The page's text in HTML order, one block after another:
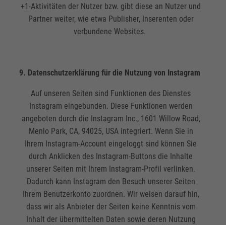
+1-Aktivitäten der Nutzer bzw. gibt diese an Nutzer und
Partner weiter, wie etwa Publisher, Inserenten oder
verbundene Websites.
9. Datenschutzerklärung für die Nutzung von Instagram
Auf unseren Seiten sind Funktionen des Dienstes
Instagram eingebunden. Diese Funktionen werden
angeboten durch die Instagram Inc., 1601 Willow Road,
Menlo Park, CA, 94025, USA integriert. Wenn Sie in
Ihrem Instagram-Account eingeloggt sind können Sie
durch Anklicken des Instagram-Buttons die Inhalte
unserer Seiten mit Ihrem Instagram-Profil verlinken.
Dadurch kann Instagram den Besuch unserer Seiten
Ihrem Benutzerkonto zuordnen. Wir weisen darauf hin,
dass wir als Anbieter der Seiten keine Kenntnis vom
Inhalt der übermittelten Daten sowie deren Nutzung